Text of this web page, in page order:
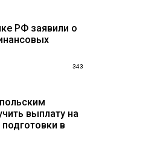
РФ заявили о
343
выплату на
в